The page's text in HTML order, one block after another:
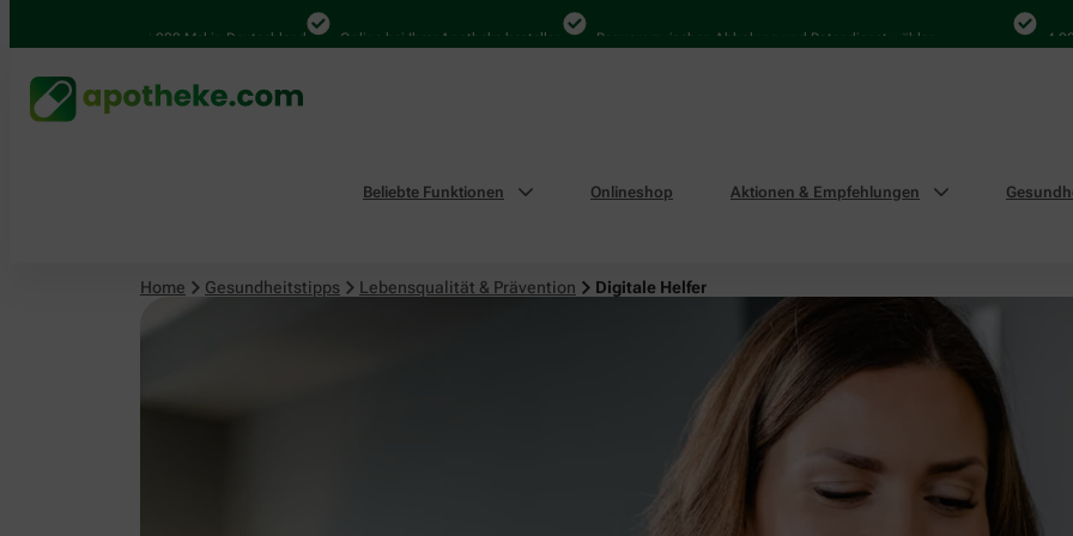
4.000 Mal in Deutschland Online bei Ihrer Apotheke bestellen Bequem zwischen Abholung und Botendienst wählen 4.000
Beliebte Funktionen Onlineshop Aktionen & Empfehlungen
Home Gesundheitstipps Lebensqualität & Prävention Digitale Helfer
Lebensqualität & Prävention